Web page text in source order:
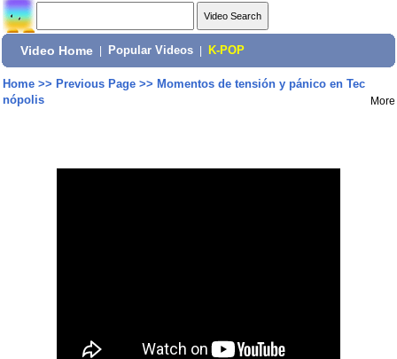
Video Home Popular Videos K-POP
Home>> Previous Page>> Momentos de tensión y pánico en Tec
nópolis
More